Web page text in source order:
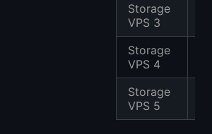
Storage
VPS 3
Storage
VPS 4
Storage
VPS 5